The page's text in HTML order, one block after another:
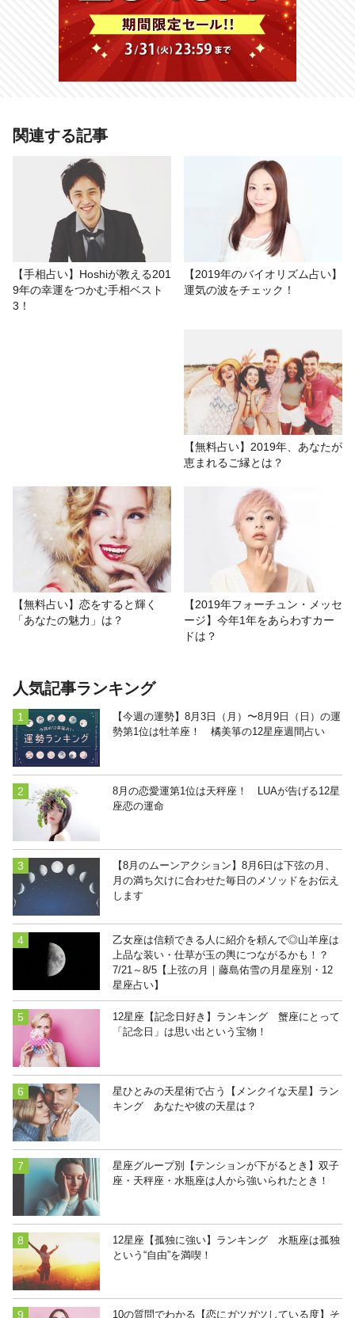
あわせて読みたい記事
2019年、幸運に恵まれる名前は？
「陽」「真」「実」「鈴」は運気の
# 2019年の運勢 # おもしろ # 今年の運勢
# 夏川リエ # 星座占い/星占い # 運勢
関連する記事
【手相占い】Hoshiが教える201
9年の幸運をつかむ手相ベスト
3！
【2019年のバイオリズム占い】
運気の波をチェック！
【無料占い】2019年、あなたが
恵まれるご縁とは？
【無料占い】恋をすると輝く
「あなたの魅力」は？
【2019年フォーチュン・メッセ
ージ】今年1年をあらわすカー
ドは？
人気記事ランキング
【今週の運勢】8月3日（月）〜8月9日（日）の運
勢第1位は牡羊座！ 橘美箏の12星座週間占い
8月の恋愛運第1位は天秤座！ LUAが告げる12星
座恋の運命
【8月のムーンアクション】8月6日は下弦の月、
月の満ち欠けに合わせた毎日のメソッドをお伝え
します
乙女座は信頼できる人に紹介を頼んで◎山羊座は
上品な装い・仕草が玉の輿につながるかも！？
7/21～8/5【上弦の月｜藤島佑雪の月星座別・12
星座占い】
12星座【記念日好き】ランキング 蟹座にとって
「記念日」は思い出という宝物！
星ひとみの天星術で占う【メンクイな天星】ラン
キング あなたや彼の天星は？
星座グループ別【テンションが下がるとき】双子
座・天秤座・水瓶座は人から強いられたとき！
12星座【孤独に強い】ランキング 水瓶座は孤独
という“自由”を満喫！
10の質問でわかる【恋にガツガツしている度】そ